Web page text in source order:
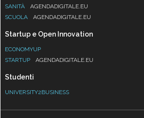
SANITÀ
AGENDADIGITALE.EU
SCUOLA
AGENDADIGITALE.EU
Startup e Open Innovation
ECONOMYUP
STARTUP
AGENDADIGITALE.EU
Studenti
UNIVERSITY2BUSINESS